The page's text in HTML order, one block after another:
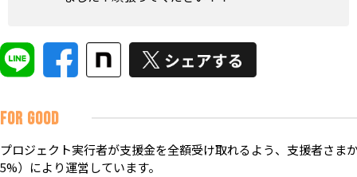
FOR GOOD
プロジェクト実行者が支援金を全額受け取れるよう、支援者さま
5%）により運営しています。